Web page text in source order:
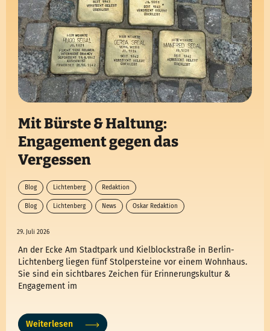
Mit Bürste & Haltung:
Engagement gegen das
Vergessen
Blog Lichtenberg Redaktion
Blog Lichtenberg News Oskar Redaktion
29. Juli 2026
An der Ecke Am Stadtpark und Kielblockstraße in Berlin-
Lichtenberg liegen fünf Stolpersteine vor einem Wohnhaus.
Sie sind ein sichtbares Zeichen für Erinnerungskultur &
Engagement im
Weiterlesen